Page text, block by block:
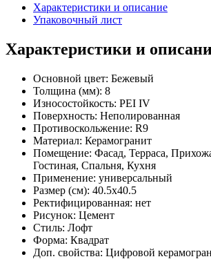
Характеристики и описание
Упаковочный лист
Характеристики и
Основной цвет: Бежевый
Толщина (мм): 8
Износостойкость: PEI IV
Поверхность: Неполированная
Противоскольжение: R9
Материал: Керамогранит
Помещение: Фасад, Терраса,
Гостиная, Спальня, Кухня
Применение: универсальный
Размер (см): 40.5x40.5
Ректифицированная: нет
Рисунок: Цемент
Стиль: Лофт
Форма: Квадрат
Доп. свойства: Цифровой